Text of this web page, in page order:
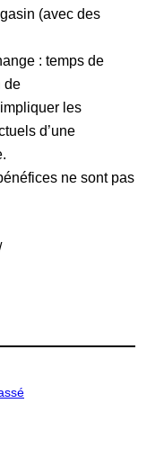
(avec des
: temps de
de
les
d’une
ne sont pas